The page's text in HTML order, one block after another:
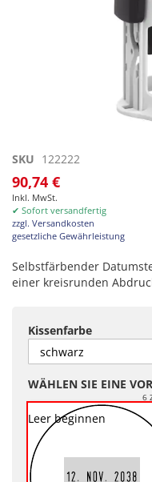
Zum
Anfang
der
Bildgalerie
springen
SKU 122222
90,74 €
Inkl. MwSt.
✔ Sofort versandfertig
zzgl. Versandkosten
gesetzliche Gewährleistung
Selbstfärbender
einer kreisrunden
Kissenfarbe
WÄHLEN SIE EINE
6
Leer beginnen